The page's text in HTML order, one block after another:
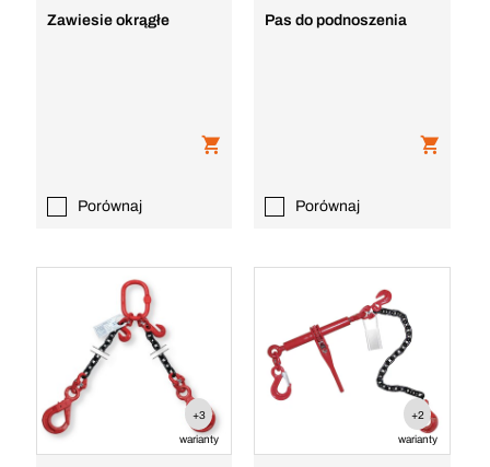
Zawiesie okrągłe
Porównaj
Pas do podnoszenia
Porównaj
+3
warianty
+2
warianty